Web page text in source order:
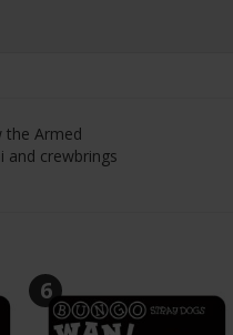
the Armed
and crewbrings
6